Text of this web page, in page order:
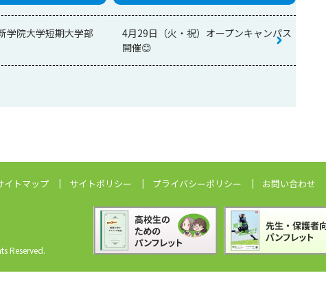
学院大学短期大学部
4月29日（火・祝）オープンキャンパス
開催😊
イトマップ サイトポリシー プライバシーポリシー お問い合わせ
Reserved.